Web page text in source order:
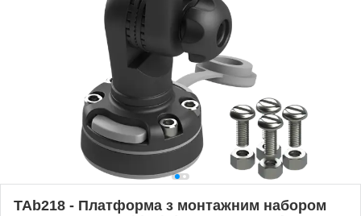
TAb218 - Платформа з монтажним набором